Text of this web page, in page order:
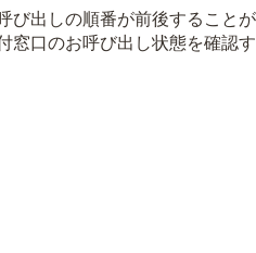
び出しの順番が前後すること
窓口のお呼び出し状態を確認す